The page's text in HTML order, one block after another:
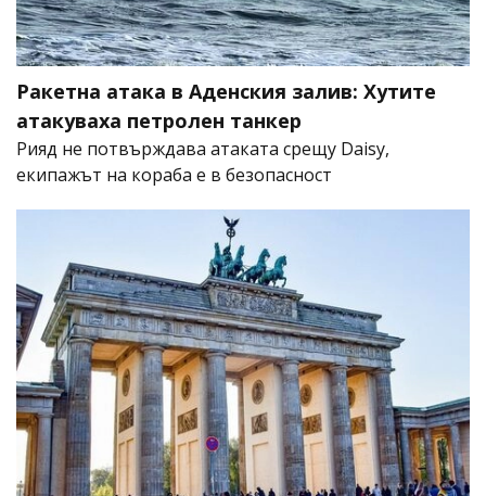
Ракетна атака в Аденския залив: Хутите
атакуваха петролен танкер
Рияд не потвърждава атаката срещу Daisy,
екипажът на кораба е в безопасност